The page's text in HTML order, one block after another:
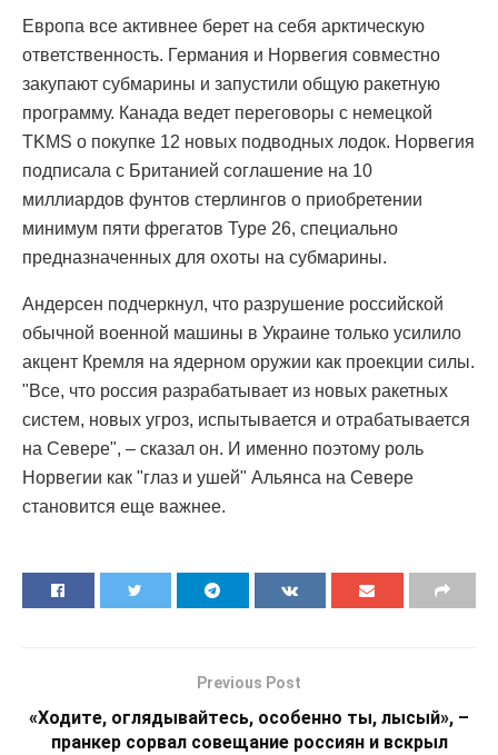
Европа все активнее берет на себя арктическую
ответственность. Германия и Норвегия совместно
закупают субмарины и запустили общую ракетную
программу. Канада ведет переговоры с немецкой
TKMS о покупке 12 новых подводных лодок. Норвегия
подписала с Британией соглашение на 10
миллиардов фунтов стерлингов о приобретении
минимум пяти фрегатов Type 26, специально
предназначенных для охоты на субмарины.
Андерсен подчеркнул, что разрушение российской
обычной военной машины в Украине только усилило
акцент Кремля на ядерном оружии как проекции силы.
"Все, что россия разрабатывает из новых ракетных
систем, новых угроз, испытывается и отрабатывается
на Севере", – сказал он. И именно поэтому роль
Норвегии как "глаз и ушей" Альянса на Севере
становится еще важнее.
Previous Post
«Ходите, оглядывайтесь, особенно ты, лысый», –
пранкер сорвал совещание россиян и вскрыл